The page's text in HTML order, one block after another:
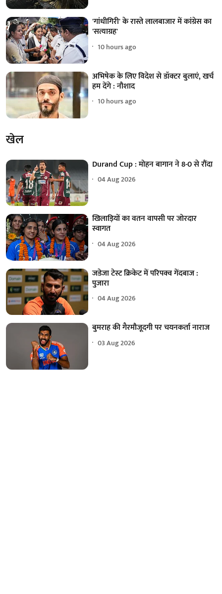
'गांधीगिरी' के रास्ते लालबाजार में कांग्रेस का
'सत्याग्रह'
10 hours ago
अभिषेक के लिए विदेश से डॉक्टर बुलाएं, खर्च
हम देंगे : नौशाद
10 hours ago
खेल
Durand Cup : मोहन बागान ने 8-0 से रौंदा
04 Aug 2026
खिलाड़ियों का वतन वापसी पर जोरदार
स्वागत
04 Aug 2026
जडेजा टेस्ट क्रिकेट में परिपक्व गेंदबाज :
पुजारा
04 Aug 2026
बुमराह की गैरमौजूदगी पर चयनकर्ता नाराज
03 Aug 2026